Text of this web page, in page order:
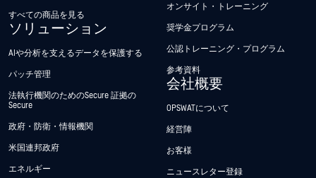
すべての商品を見る
ソリューション
AIや分析を支えるデータを保護する
パッチ管理
法執行機関のためのSecure 証拠の
Secure
政府・防衛・情報機関
米国連邦政府
エネルギー
オンサイト・トレーニング
奨学金プログラム
公認トレーニング・プログラム
参考資料
会社概要
OPSWATについて
経営陣
お客様
ニュースレター登録